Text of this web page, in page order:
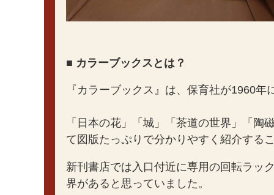
■ カラーブックスとは？
『カラーブックス』は、保育社が1960
「日本の花」「城」「茶道の世界」「
て図版たっぷりで分かりやすく紹介する
新刊書店では入口付近に専用の回転ラッ
界があると思っていました。